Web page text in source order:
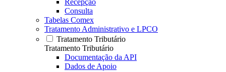
Recepção
Consulta
Tabelas Comex
Tratamento Administrativo e LPCO
Tratamento Tributário
Tratamento Tributário
Documentação da API
Dados de Apoio